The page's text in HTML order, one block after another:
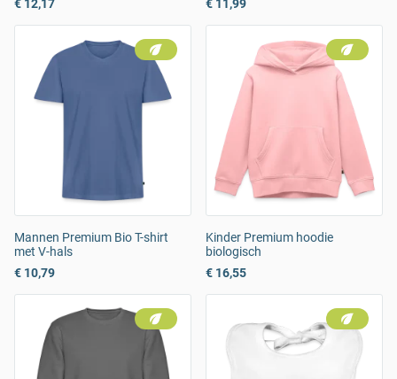
€ 12,17
€ 11,99
Mannen Premium Bio T-shirt
met V-hals
€ 10,79
Kinder Premium hoodie
biologisch
€ 16,55